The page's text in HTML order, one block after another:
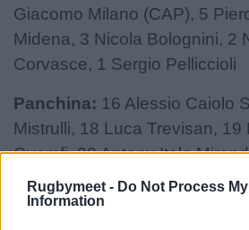
Rugbymeet - Do Not Process
Information
Giacomo Milano (CAP), 5
Midena, 3 Nicola Bolognini, 2
Corvasce, 1 Sergio Pelliccioli
Panchina: 16 Alessio Caiolo
Mistrulli, 18 Luca Trevisan, 19
Gyamfi, 20 Antony Italo
Bellotto, 22 Riccardo
Pietramala